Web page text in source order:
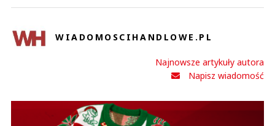
WIADOMOSCIHANDLOWE.PL
Najnowsze artykuły autora
Napisz wiadomość